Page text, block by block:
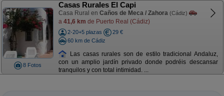
8 Fotos
Casas Rurales El Capi
Casa Rural en Caños de Meca / Zahora (Cádiz)
a 41,6 km de Puerto Real (Cádiz)
2-20+5 plazas
29 €
60 km de Cádiz
Las casas rurales son de estilo tradicional Andaluz,
con un amplio jardín privado donde podréis descansar
tranquilos y con total intimidad. ...